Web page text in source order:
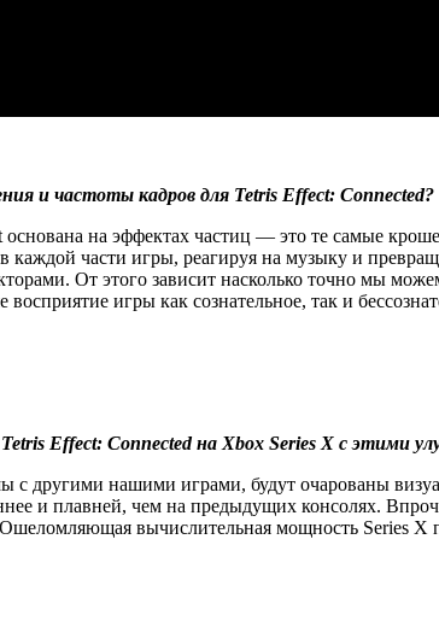
и частоты кадров для Tetris Effect: Connected?
на эффектах частиц — это те самые
части игры, реагируя на музыку и
От этого зависит насколько точно мы
игры как сознательное, так и
Effect: Connected на Xbox Series X с этими
другими нашими играми, будут очарованы
и плавней, чем на предыдущих консолях.
вычислительная мощность Series X